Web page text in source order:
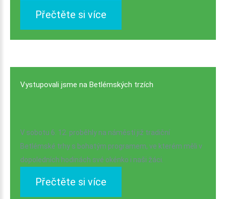
Přečtěte si více
Vystupovali jsme na Betlémských trzích
V sobotu 6. 12. proběhly na náměstí již tradiční
Betlémské trhy s bohatým programem, ve kterém měli v
dopoledních hodinách své okénko i naši žáci.
Přečtěte si více